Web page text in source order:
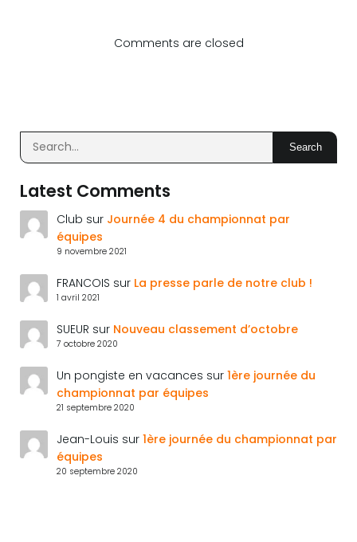
Comments are closed
Search
Latest Comments
Club sur Journée 4 du championnat par
équipes
9 novembre 2021
FRANCOIS sur La presse parle de notre club !
1 avril 2021
SUEUR sur Nouveau classement d’octobre
7 octobre 2020
Un pongiste en vacances sur 1ère journée du
championnat par équipes
21 septembre 2020
Jean-Louis sur 1ère journée du championnat par
équipes
20 septembre 2020